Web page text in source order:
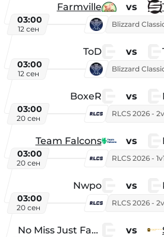
Farmville vs
03:00
12 сен
ToD vs
03:00
12 сен
BoxeR vs
03:00
20 сен
Team Falcons vs
03:00
20 сен
Nwpo vs
03:00
20 сен
No Miss Just Fake vs